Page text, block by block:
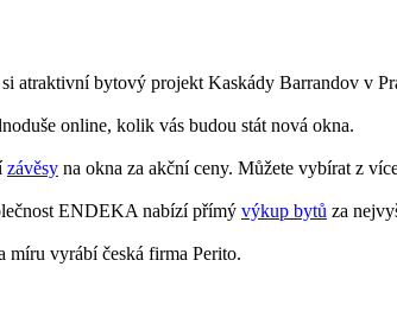
atraktivní bytový projekt Kaskády Barrandov v
online, kolik vás budou stát nová okna.
závěsy na okna za akční ceny. Můžete vybírat z
ENDEKA nabízí přímý výkup bytů za
míru vyrábí česká firma Perito.